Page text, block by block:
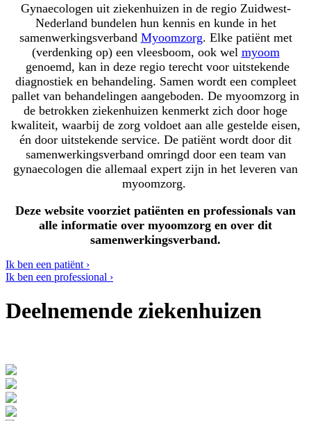
Gynaecologen uit ziekenhuizen in de regio Zuidwest-
Nederland bundelen hun kennis en kunde in het
samenwerkingsverband Myoomzorg. Elke patiënt met
(verdenking op) een vleesboom, ook wel myoom
genoemd, kan in deze regio terecht voor uitstekende
diagnostiek en behandeling. Samen wordt een compleet
pallet van behandelingen aangeboden. De myoomzorg in
de betrokken ziekenhuizen kenmerkt zich door hoge
kwaliteit, waarbij de zorg voldoet aan alle gestelde eisen,
én door uitstekende service. De patiënt wordt door dit
samenwerkingsverband omringd door een team van
gynaecologen die allemaal expert zijn in het leveren van
myoomzorg.
Deze website voorziet patiënten en professionals van
alle informatie over myoomzorg en over dit
samenwerkingsverband.
Ik ben een patiënt ›
Ik ben een professional ›
Deelnemende ziekenhuizen